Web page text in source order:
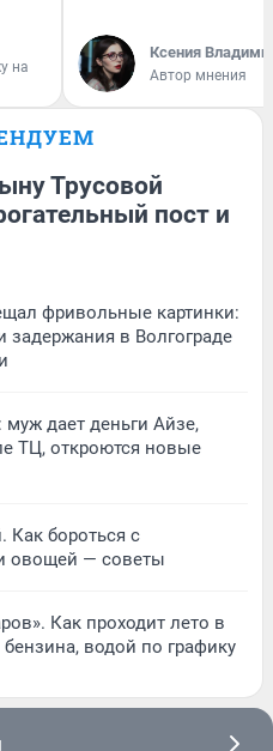
на
Ксения
Автор мнения
Трусовой
пост и
фривольные картинки:
в Волгограде
дает деньги Айзе,
ТЦ, откроются новые
Как бороться с
овощей — советы
Как проходит лето в
водой по графику